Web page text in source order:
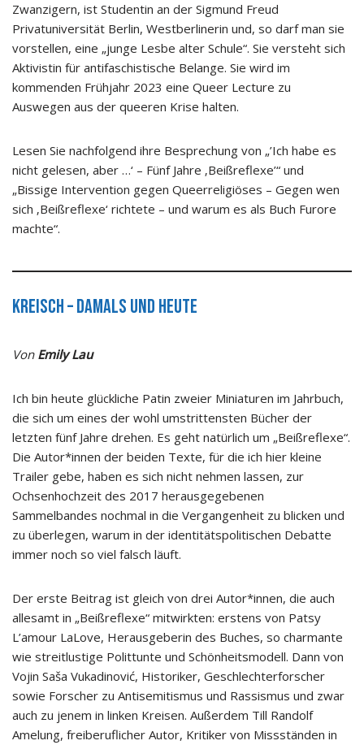
Zwanzigern, ist Studentin an der Sigmund Freud
Privatuniversität Berlin, Westberlinerin und, so darf man sie
vorstellen, eine „junge Lesbe alter Schule“. Sie versteht sich
Aktivistin für antifaschistische Belange. Sie wird im
kommenden Frühjahr 2023 eine Queer Lecture zu
Auswegen aus der queeren Krise halten.
Lesen Sie nachfolgend ihre Besprechung von „’Ich habe es
nicht gelesen, aber …‘ – Fünf Jahre ‚Beißreflexe’“ und
„Bissige Intervention gegen Queerreligiöses – Gegen wen
sich ‚Beißreflexe‘ richtete – und warum es als Buch Furore
machte“.
Kreisch – damals und heute
Von Emily Lau
Ich bin heute glückliche Patin zweier Miniaturen im Jahrbuch,
die sich um eines der wohl umstrittensten Bücher der
letzten fünf Jahre drehen. Es geht natürlich um „Beißreflexe“.
Die Autor*innen der beiden Texte, für die ich hier kleine
Trailer gebe, haben es sich nicht nehmen lassen, zur
Ochsenhochzeit des 2017 herausgegebenen
Sammelbandes nochmal in die Vergangenheit zu blicken und
zu überlegen, warum in der identitätspolitischen Debatte
immer noch so viel falsch läuft.
Der erste Beitrag ist gleich von drei Autor*innen, die auch
allesamt in „Beißreflexe“ mitwirkten: erstens von Patsy
L’amour LaLove, Herausgeberin des Buches, so charmante
wie streitlustige Polittunte und Schönheitsmodell. Dann von
Vojin Saša Vukadinović, Historiker, Geschlechterforscher
sowie Forscher zu Antisemitismus und Rassismus und zwar
auch zu jenem in linken Kreisen. Außerdem Till Randolf
Amelung, freiberuflicher Autor, Kritiker von Missständen in